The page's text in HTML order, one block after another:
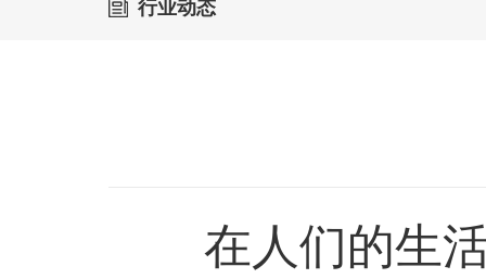
行业动态
在人们的生活